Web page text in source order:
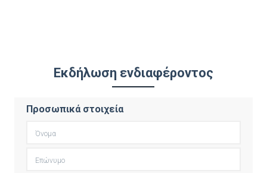
Εκδήλωση ενδιαφέροντος
Προσωπικά στοιχεία